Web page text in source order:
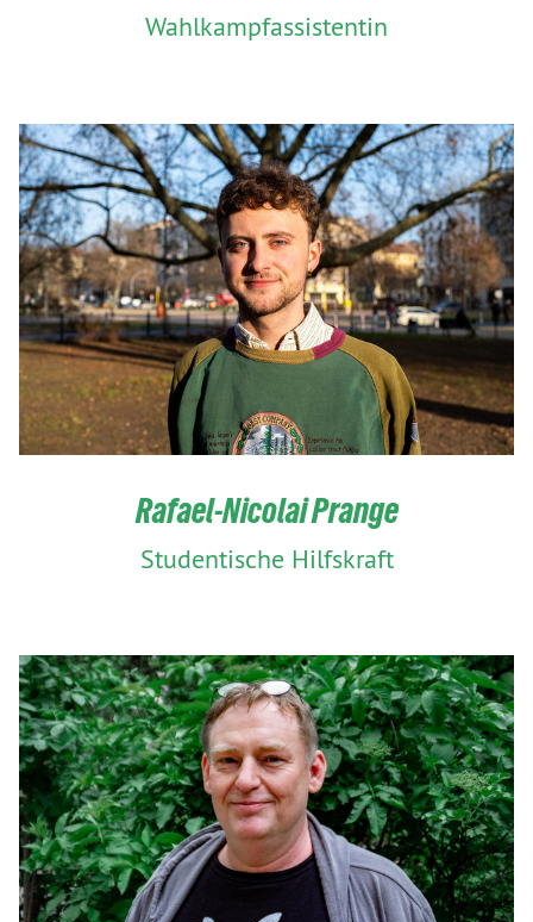
Wahlkampfassistentin
Rafael-Nicolai Prange
Studentische Hilfskraft